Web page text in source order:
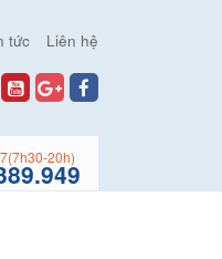
tức Liên hệ
20h)